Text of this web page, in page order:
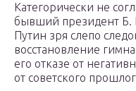
Категорически не
бывший президент Б.
Путин зря слепо
восстановление
его отказе от
от советского